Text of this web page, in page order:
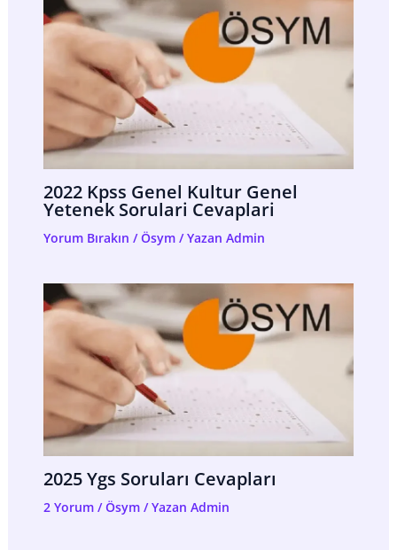
2022 Kpss Genel Kultur Genel
Yetenek Sorulari Cevaplari
Yorum Bırakın /Ösym/ Yazan Admin
2025 Ygs Soruları Cevapları
2 Yorum /Ösym/ Yazan Admin